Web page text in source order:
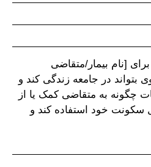
[نام بیمار/متقاضی
بتواند در جامعه زندگی کند و
چگونه به متقاضی کمک یا از
سکونت خود استفاده کند و